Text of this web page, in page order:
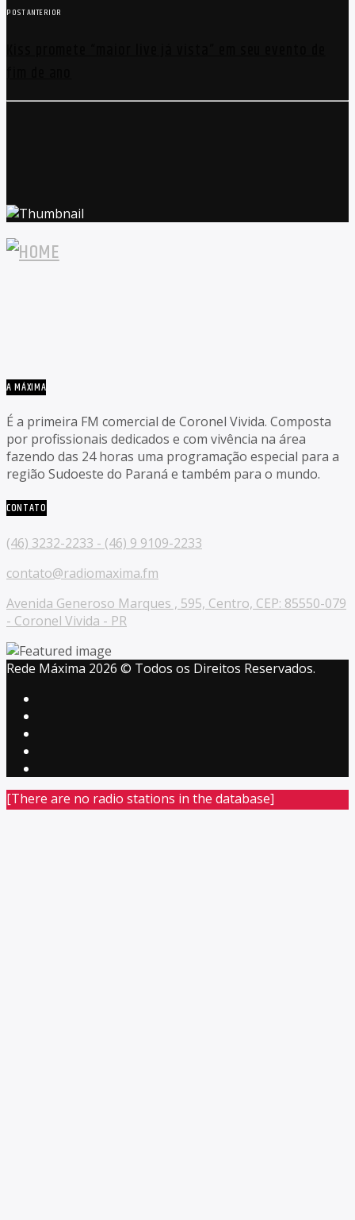
POST ANTERIOR
A MÁXIMA
É a primeira FM comercial de Coronel Vivida. Composta
por profissionais dedicados e com vivência na área
fazendo das 24 horas uma programação especial para a
região Sudoeste do Paraná e também para o mundo.
CONTATO
(46) 3232-2233 - (46) 9 9109-2233
contato@radiomaxima.fm
Avenida Generoso Marques , 595, Centro, CEP: 85550-079
- Coronel Vivida - PR
Rede Máxima 2026 © Todos os Direitos Reservados.
[There are no radio stations in the database]